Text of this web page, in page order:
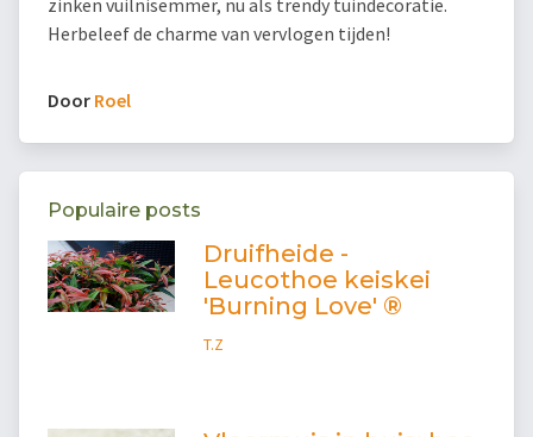
zinken vuilnisemmer, nu als trendy tuindecoratie.
Herbeleef de charme van vervlogen tijden!
Door Roel
Populaire posts
Druifheide -
Leucothoe keiskei
'Burning Love' ®
T.Z